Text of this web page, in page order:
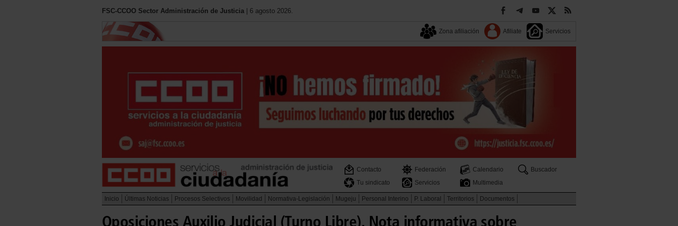
FSC-CCOO Sector Administración de Justicia | 6 agosto 2026.
Zona afiliación Afiliate Servicios
Contacto Federación Calendario
Buscador
Tu sindicato
Servicios Multimedia
Inicio Últimas Noticias Procesos Selectivos Movilidad Normativa-Legislación Mugeju Personal Interino P. Laboral Territorios Documentos
Oposiciones Auxilio Judicial (Turno Libre). Nota informativa sobre